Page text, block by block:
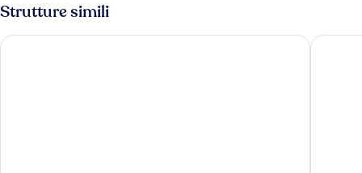
Strutture simili
FERGUS Style Bahamas Hotel